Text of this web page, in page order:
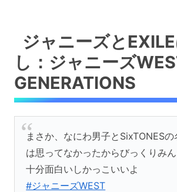
ジャニーズと
し：ジャニーズ
GENERATIONS
まさか、なにわ男子とSixTONESの
は思ってなかったからびっくりみ
十分面白いしかっこいいよ
#ジャニーズWEST